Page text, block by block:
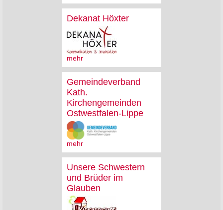
Dekanat Höxter
mehr
Gemeindeverband
Kath.
Kirchengemeinden
Ostwestfalen-Lippe
mehr
Unsere Schwestern
und Brüder im
Glauben